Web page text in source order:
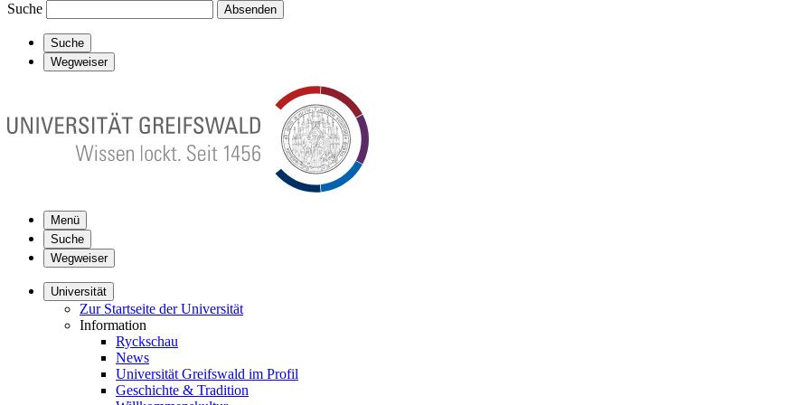
Suche Absenden
Suche
Wegweiser
Menü
Suche
Wegweiser
Universität
Zur Startseite der Universität
Information
Ryckschau
News
Universität Greifswald im Profil
Geschichte & Tradition